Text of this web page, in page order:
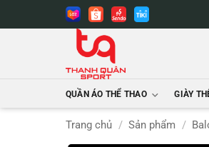
QUẦN ÁO THỂ THAO GIÀY
Trang chủ / Sản phẩm /